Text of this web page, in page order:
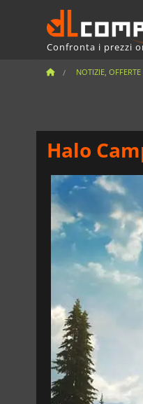
Confronta i prezzi
NOTIZIE, OFFERTE
Halo